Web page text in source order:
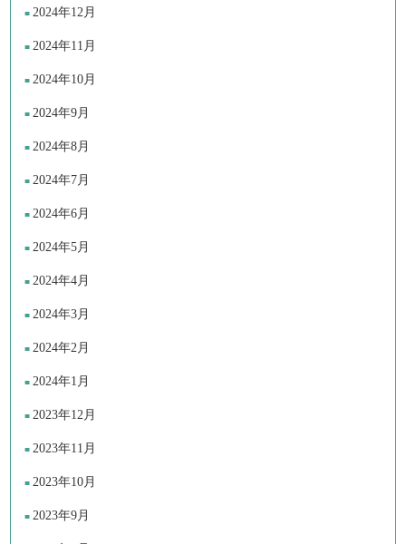
2024年12月
2024年11月
2024年10月
2024年9月
2024年8月
2024年7月
2024年6月
2024年5月
2024年4月
2024年3月
2024年2月
2024年1月
2023年12月
2023年11月
2023年10月
2023年9月